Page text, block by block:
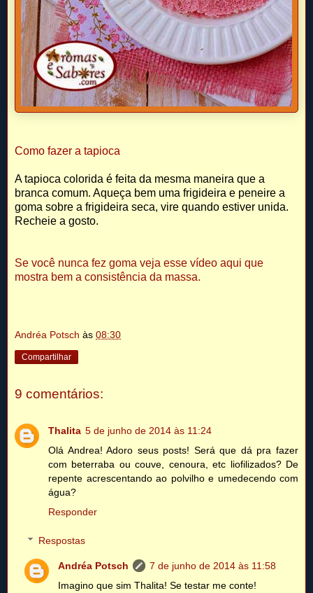
Como fazer a tapioca
A tapioca colorida é feita da mesma maneira que a
branca comum. Aqueça bem uma frigideira e peneire a
goma sobre a frigideira seca, vire quando estiver unida.
Recheie a gosto.
Se você nunca fez goma veja esse vídeo aqui que
mostra bem a consistência da massa.
Andréa Potsch às 08:30
Compartilhar
9 comentários:
Thalita 5 de junho de 2014 às 11:24
Olá Andrea! Adoro seus posts! Será que dá pra fazer
com beterraba ou couve, cenoura, etc liofilizados? De
repente acrescentando ao polvilho e umedecendo com
água?
Responder
Respostas
Andréa Potsch
7 de junho de 2014 às 11:58
Imagino que sim Thalita! Se testar me conte!